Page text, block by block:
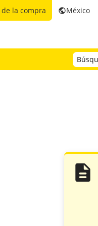
publicMéxico
de la compra